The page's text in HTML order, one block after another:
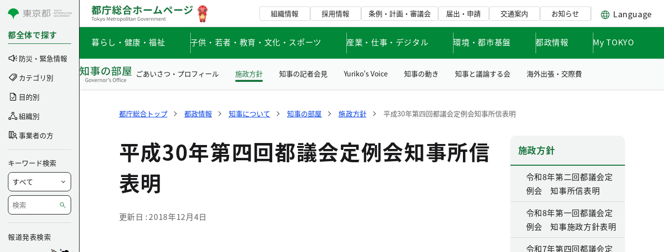
コンテンツにスキップ
都全体で探す
防災・緊急情報
カテゴリ別
目的別
組織別
事業者の方
キーワード検索
報道発表検索
組織情報 採用情報 条例・計画・審議会 届出・申請 交通案内 お知らせ Language
暮らし・健康・福祉 子供・若者・教育・文化・スポーツ 産業・仕事・デジタル 環境・都市基盤 都政情報 My TOKYO
ごあいさつ・プロフィール 施政方針 知事の記者会見 Yuriko’s Voice 知事の動き 知事と議論する会 海外出張・交際費
都庁総合トップ 都政情報 知事について 知事の部屋 施政方針 平成30年第四回都議会定例会知事所信表明
平成30年第四回都議会定例会知事所信
表明
更新日 2018年12月4日
施政方針
令和8年第二回都議会定
例会 知事所信表明
令和8年第一回都議会定
例会 知事施政方針表明
令和7年第四回都議会定